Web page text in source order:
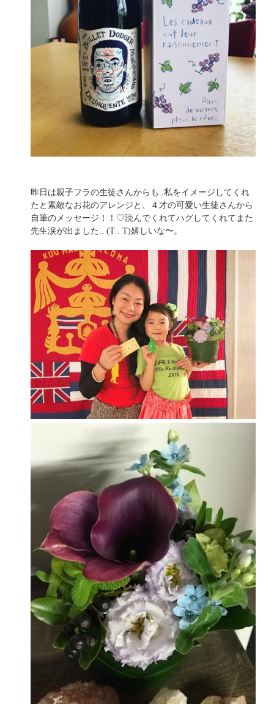
昨日は親子フラの生徒さんからも..私をイメージしてくれ
たと素敵なお花のアレンジと、４才の可愛い生徒さんから
自筆のメッセージ！！♡読んでくれてハグしてくれてまた
先生涙が出ました.. (T . T)嬉しいな〜。